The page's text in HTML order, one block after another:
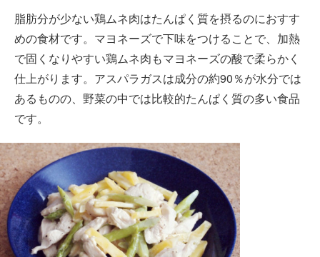
脂肪分が少ない鶏ムネ肉はたんぱく質を摂るのにおすす
めの食材です。マヨネーズで下味をつけることで、加熱
で固くなりやすい鶏ムネ肉もマヨネーズの酸で柔らかく
仕上がります。アスパラガスは成分の約90％が水分では
あるものの、野菜の中では比較的たんぱく質の多い食品
です。